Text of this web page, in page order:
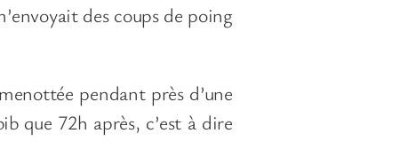
des coups de poing
pendant près d’une
que 72h après, c’est à dire